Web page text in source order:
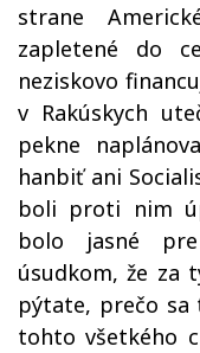
strane
zapletené do
neziskovo
v Rakúskych
pekne
hanbiť ani
boli proti nim
bolo jasné
úsudkom, že za
pýtate, prečo sa
tohto všetkého